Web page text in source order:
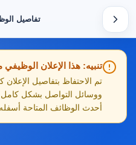
تفاصيل
تنبيه: هذا الإعلان الوظيفي
تم الاحتفاظ بتفاصيل الإعلان
ووسائل التواصل بشكل كامل
أحدث الوظائف المتاحة أسفله.